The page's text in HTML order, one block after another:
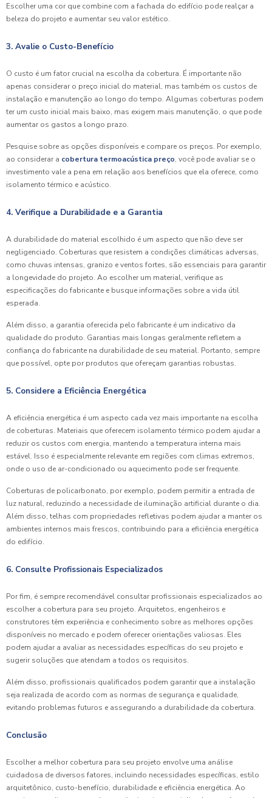
Escolher uma cor que combine com a fachada do edifício pode realçar a
beleza do projeto e aumentar seu valor estético.
3. Avalie o Custo-Benefício
O custo é um fator crucial na escolha da cobertura. É importante não
apenas considerar o preço inicial do material, mas também os custos de
instalação e manutenção ao longo do tempo. Algumas coberturas podem
ter um custo inicial mais baixo, mas exigem mais manutenção, o que pode
aumentar os gastos a longo prazo.
Pesquise sobre as opções disponíveis e compare os preços. Por exemplo,
ao considerar a cobertura termoacústica preço, você pode avaliar se o
investimento vale a pena em relação aos benefícios que ela oferece, como
isolamento térmico e acústico.
4. Verifique a Durabilidade e a Garantia
A durabilidade do material escolhido é um aspecto que não deve ser
negligenciado. Coberturas que resistem a condições climáticas adversas,
como chuvas intensas, granizo e ventos fortes, são essenciais para garantir
a longevidade do projeto. Ao escolher um material, verifique as
especificações do fabricante e busque informações sobre a vida útil
esperada.
Além disso, a garantia oferecida pelo fabricante é um indicativo da
qualidade do produto. Garantias mais longas geralmente refletem a
confiança do fabricante na durabilidade de seu material. Portanto, sempre
que possível, opte por produtos que ofereçam garantias robustas.
5. Considere a Eficiência Energética
A eficiência energética é um aspecto cada vez mais importante na escolha
de coberturas. Materiais que oferecem isolamento térmico podem ajudar a
reduzir os custos com energia, mantendo a temperatura interna mais
estável. Isso é especialmente relevante em regiões com climas extremos,
onde o uso de ar-condicionado ou aquecimento pode ser frequente.
Coberturas de policarbonato, por exemplo, podem permitir a entrada de
luz natural, reduzindo a necessidade de iluminação artificial durante o dia.
Além disso, telhas com propriedades refletivas podem ajudar a manter os
ambientes internos mais frescos, contribuindo para a eficiência energética
do edifício.
6. Consulte Profissionais Especializados
Por fim, é sempre recomendável consultar profissionais especializados ao
escolher a cobertura para seu projeto. Arquitetos, engenheiros e
construtores têm experiência e conhecimento sobre as melhores opções
disponíveis no mercado e podem oferecer orientações valiosas. Eles
podem ajudar a avaliar as necessidades específicas do seu projeto e
sugerir soluções que atendam a todos os requisitos.
Além disso, profissionais qualificados podem garantir que a instalação
seja realizada de acordo com as normas de segurança e qualidade,
evitando problemas futuros e assegurando a durabilidade da cobertura.
Conclusão
Escolher a melhor cobertura para seu projeto envolve uma análise
cuidadosa de diversos fatores, incluindo necessidades específicas, estilo
arquitetônico, custo-benefício, durabilidade e eficiência energética. Ao